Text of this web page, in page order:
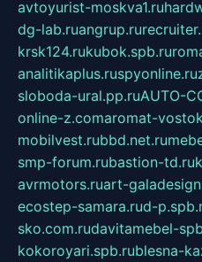
avtoyurist-moskva1.ru
dg-lab.ruangrup.ru
krsk124.rukubok.spb.ru
analitikaplus.ruspyonline.ru
sloboda-ural.pp.ruAUTO-
online-z.comaromat-
mobilvest.rubbd.net.ru
smp-forum.rubastion-td.ru
avrmotors.ruart-
ecostep-samara.rud-
sko.com.rudavitamebel-
kokoroyari.spb.rublesna-